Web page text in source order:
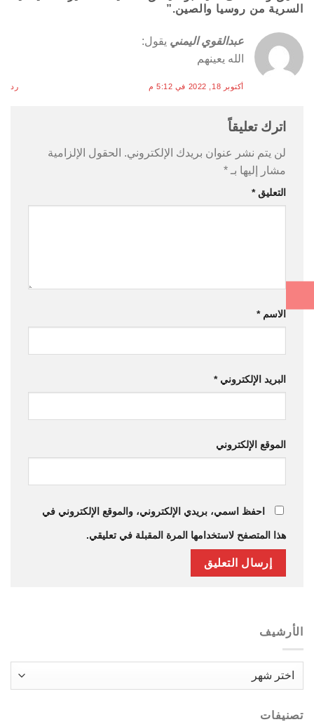
السرية من روسيا والصين.”
عبدالقوي اليمني يقول:
الله يعينهم
أكتوبر 18, 2022 في 5:12 م رد
اترك تعليقاً
لن يتم نشر عنوان بريدك الإلكتروني. الحقول الإلزامية
مشار إليها بـ *
التعليق*
الاسم*
البريد الإلكتروني*
الموقع الإلكتروني
احفظ اسمي، بريدي الإلكتروني، والموقع الإلكتروني في
هذا المتصفح لاستخدامها المرة المقبلة في تعليقي.
الأرشيف
الأرشيف
تصنيفات